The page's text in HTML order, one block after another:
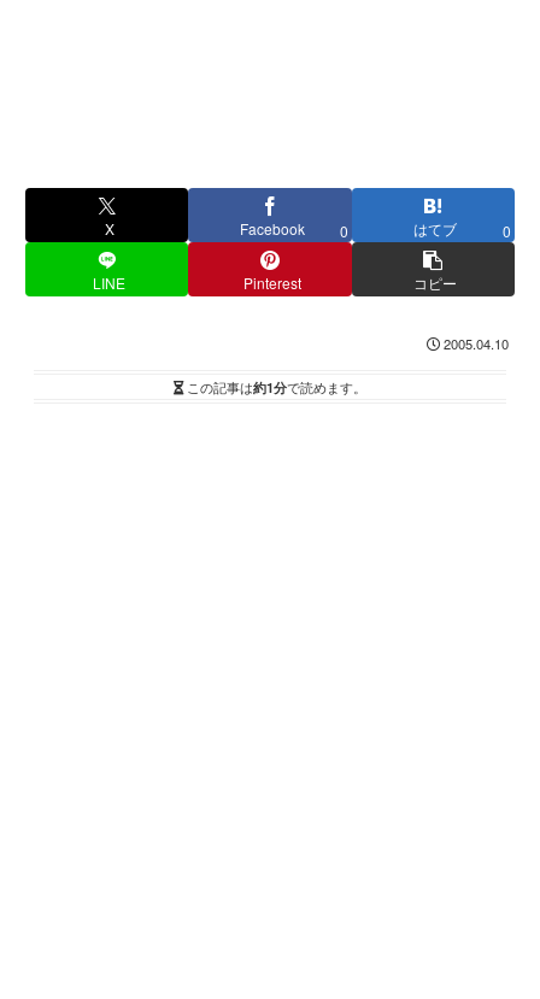
X Facebook 0 はてブ 0
LINE Pinterest コピー
2005.04.10
この記事は約1分で読めます。